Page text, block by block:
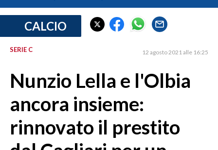
CRONACA SARDEGNA
MEDIO CAMPIDANO
ORISTANO E PROVINCIA
GALLURA
NUORO E PROVINCIA
CALCIO
SERIE C 12 agosto 2021 alle 16:25
Nunzio Lella e l'Olbia
ancora insieme:
rinnovato il prestito